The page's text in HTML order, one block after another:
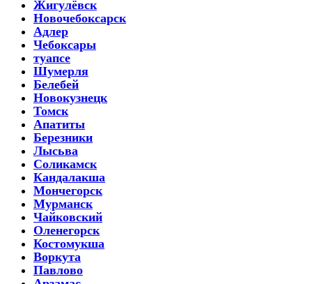
Жигулёвск
Новочебоксарск
Адлер
Чебоксары
туапсе
Шумерля
Белебей
Новокузнецк
Томск
Апатиты
Березники
Лысьва
Соликамск
Кандалакша
Мончегорск
Мурманск
Чайковский
Оленегорск
Костомукша
Воркута
Павлово